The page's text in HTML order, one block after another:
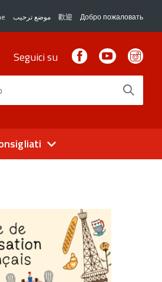
موضع ترحيب 歡迎 Добро пожаловать
Seguici su FacebookYoutube